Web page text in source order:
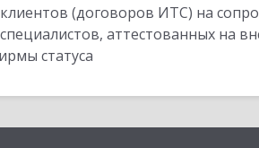
(договоров ИТС) на
аттестованных на
статуса